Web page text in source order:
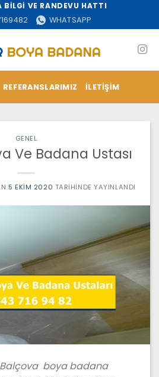
BİLGİ VE RANDEVU HATTI
WHATSAPP
REFERANSLARIMIZ İLETIŞIM
GENEL
Ve Badana Ustası
5 EKIM 2020 TARIHINDE YAYINLANDI
Balçova boya badana